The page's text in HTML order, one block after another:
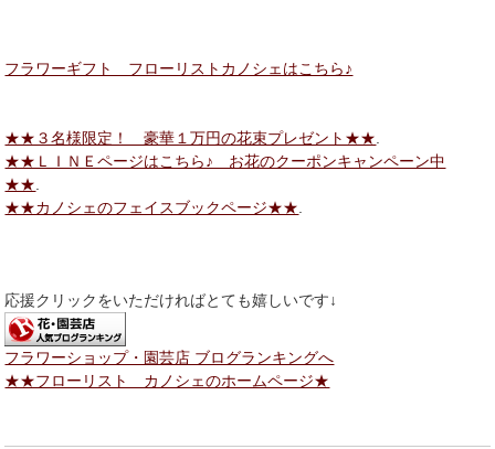
フラワーギフト フローリストカノシェはこちら♪
★★３名様限定！ 豪華１万円の花束プレゼント★★
★★ＬＩＮＥページはこちら♪ お花のクーポンキャンペーン中
★★
★★カノシェのフェイスブックページ★★
応援クリックをいただければとても嬉しいです↓
フラワーショップ・園芸店 ブログランキングへ
★★フローリスト カノシェのホームページ★